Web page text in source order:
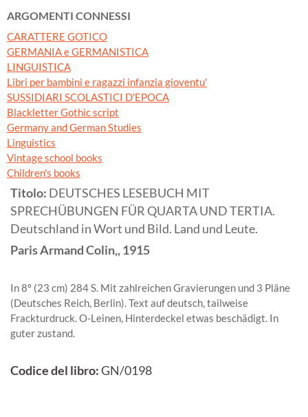
ARGOMENTI CONNESSI
CARATTERE GOTICO
GERMANIA e GERMANISTICA
LINGUISTICA
Libri per bambini e ragazzi infanzia gioventu'
SUSSIDIARI SCOLASTICI D'EPOCA
Blackletter Gothic script
Germany and German Studies
Linguistics
Vintage school books
Children's books
Titolo: DEUTSCHES LESEBUCH MIT
SPRECHÜBUNGEN FÜR QUARTA UND TERTIA.
Deutschland in Wort und Bild. Land und Leute.
ParisArmand Colin,,1915
In 8º (23 cm) 284 S. Mit zahlreichen Gravierungen und 3 Pläne
(Deutsches Reich, Berlin). Text auf deutsch, tailweise
Frackturdruck. O-Leinen, Hinterdeckel etwas beschädigt. In
guter zustand.
Codice del libro:GN/0198